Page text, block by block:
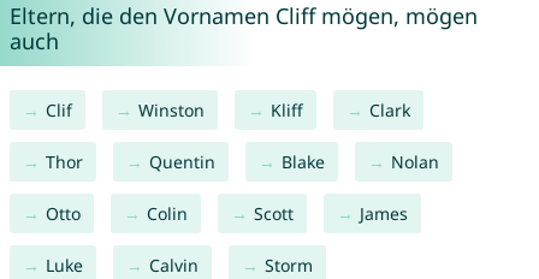
Eltern, die den Vornamen Cliff mögen, mögen
auch
Clif Winston Kliff Clark
Thor Quentin Blake Nolan
Otto Colin Scott James
Luke Calvin Storm